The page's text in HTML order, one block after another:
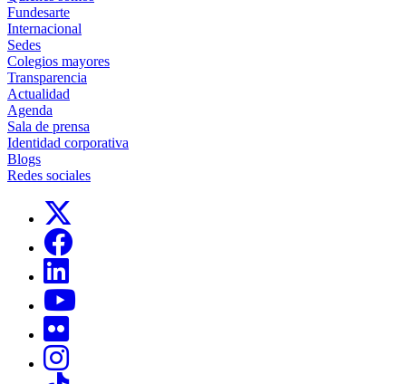
Fundesarte
Internacional
Sedes
Colegios mayores
Transparencia
Actualidad
Agenda
Sala de prensa
Identidad corporativa
Blogs
Redes sociales
Links, Opens in this window
Links, Opens in this window
Links, Opens in this window
Links, Opens in this window
Links, Opens in this window